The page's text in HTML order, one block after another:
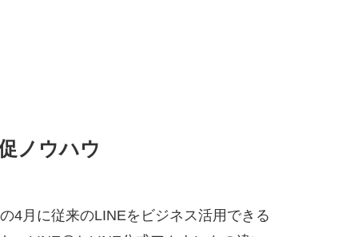
ノウハウ
4月に従来のLINEをビジネス活用できる